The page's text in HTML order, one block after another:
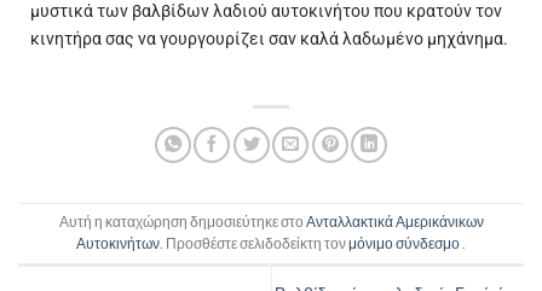
μυστικά των βαλβίδων λαδιού αυτοκινήτου που κρατούν τον
κινητήρα σας να γουργουρίζει σαν καλά λαδωμένο μηχάνημα.
Αυτή η καταχώρηση δημοσιεύτηκε στο Ανταλλακτικά Αμερικάνικων
Αυτοκινήτων . Προσθέστε σελιδοδείκτη τονμόνιμο σύνδεσμο